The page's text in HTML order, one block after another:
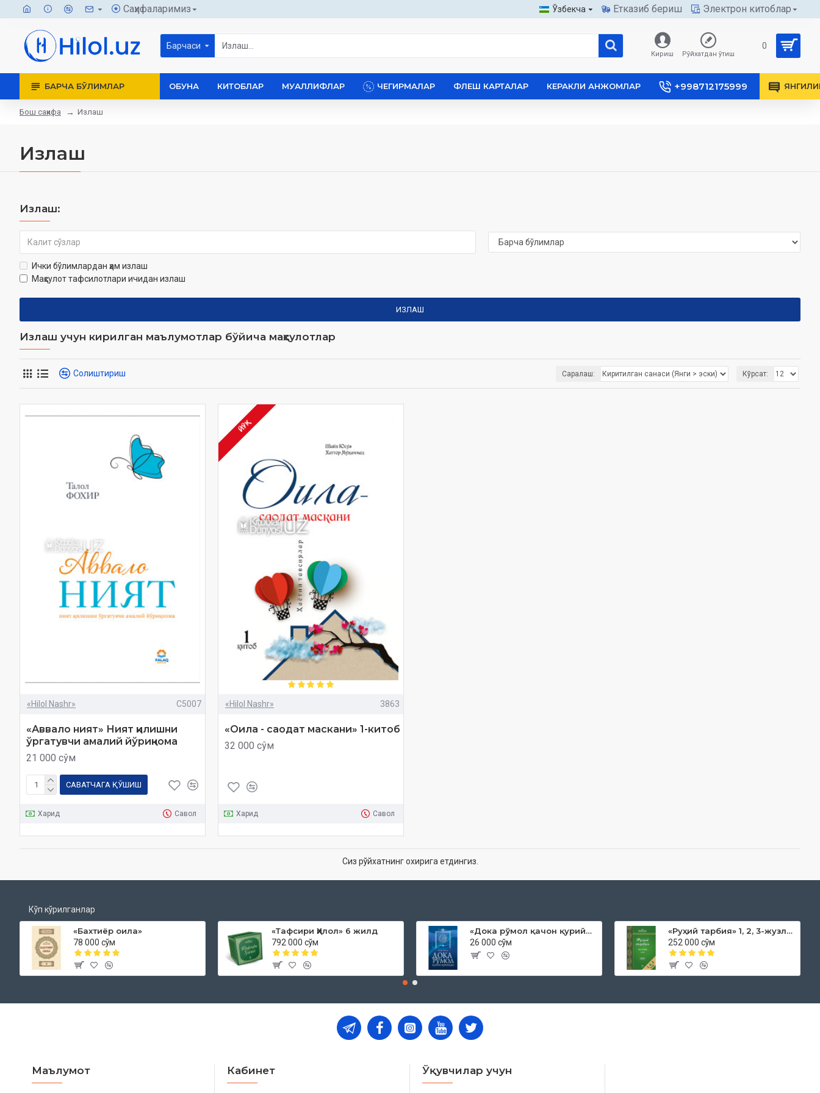
Саҳифаларимиз Ўзбекча Етказиб бериш Электрон китоблар
Барчаси
Кириш Рўйхатдан ўтиш
0
БАРЧА БЎЛИМЛАР ОБУНА КИТОБЛАР МУАЛЛИФЛАР ЧЕГИРМАЛАР ФЛЕШ КАРТАЛАР КЕРАКЛИ АНЖОМЛАР +998712175999
Бош саҳифа Излаш
Излаш
Излаш:
Ички бўлимлардан ҳам излаш
Маҳсулот тафсилотлари ичидан излаш
ИЗЛАШ
Излаш учун кирилган маълумотлар бўйича маҳсулотлар
Солиштириш Саралаш: Кўрсат:
«Hilol Nashr» C5007
«Аввало ният» Ният қилишни
ўргатувчи амалий йўриқнома
21 000 сўм
САВАТЧАГА ҚЎШИШ
Харид Савол
ЙЎҚ
«Hilol Nashr» 3863
«Оила - саодат маскани» 1-китоб
32 000 сўм
Харид Савол
Сиз рўйхатнинг охирига етдингиз.
Кўп кўрилганлар
«Бахтиёр оила»
78 000 сўм
«Тафсири Ҳилол» 6 жилд
792 000 сўм
«Дока рўмол қачон қурийди»
26 000 сўм
«Руҳий тарбия» 1, 2, 3-жузлар
252 000 сўм
Маълумот Кабинет Ўқувчилар учун